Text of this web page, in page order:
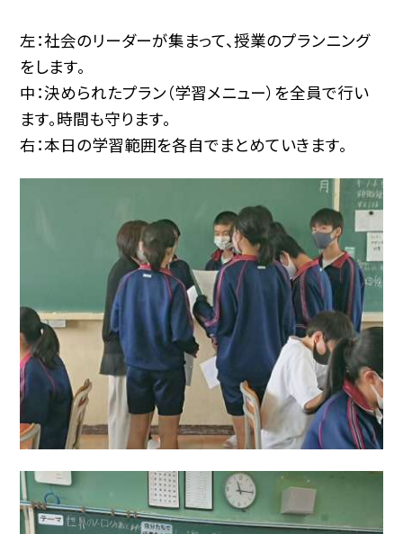
左：社会のリーダーが集まって、授業のプランニング
をします。
中：決められたプラン（学習メニュー）を全員で行い
ます。時間も守ります。
右：本日の学習範囲を各自でまとめていきます。